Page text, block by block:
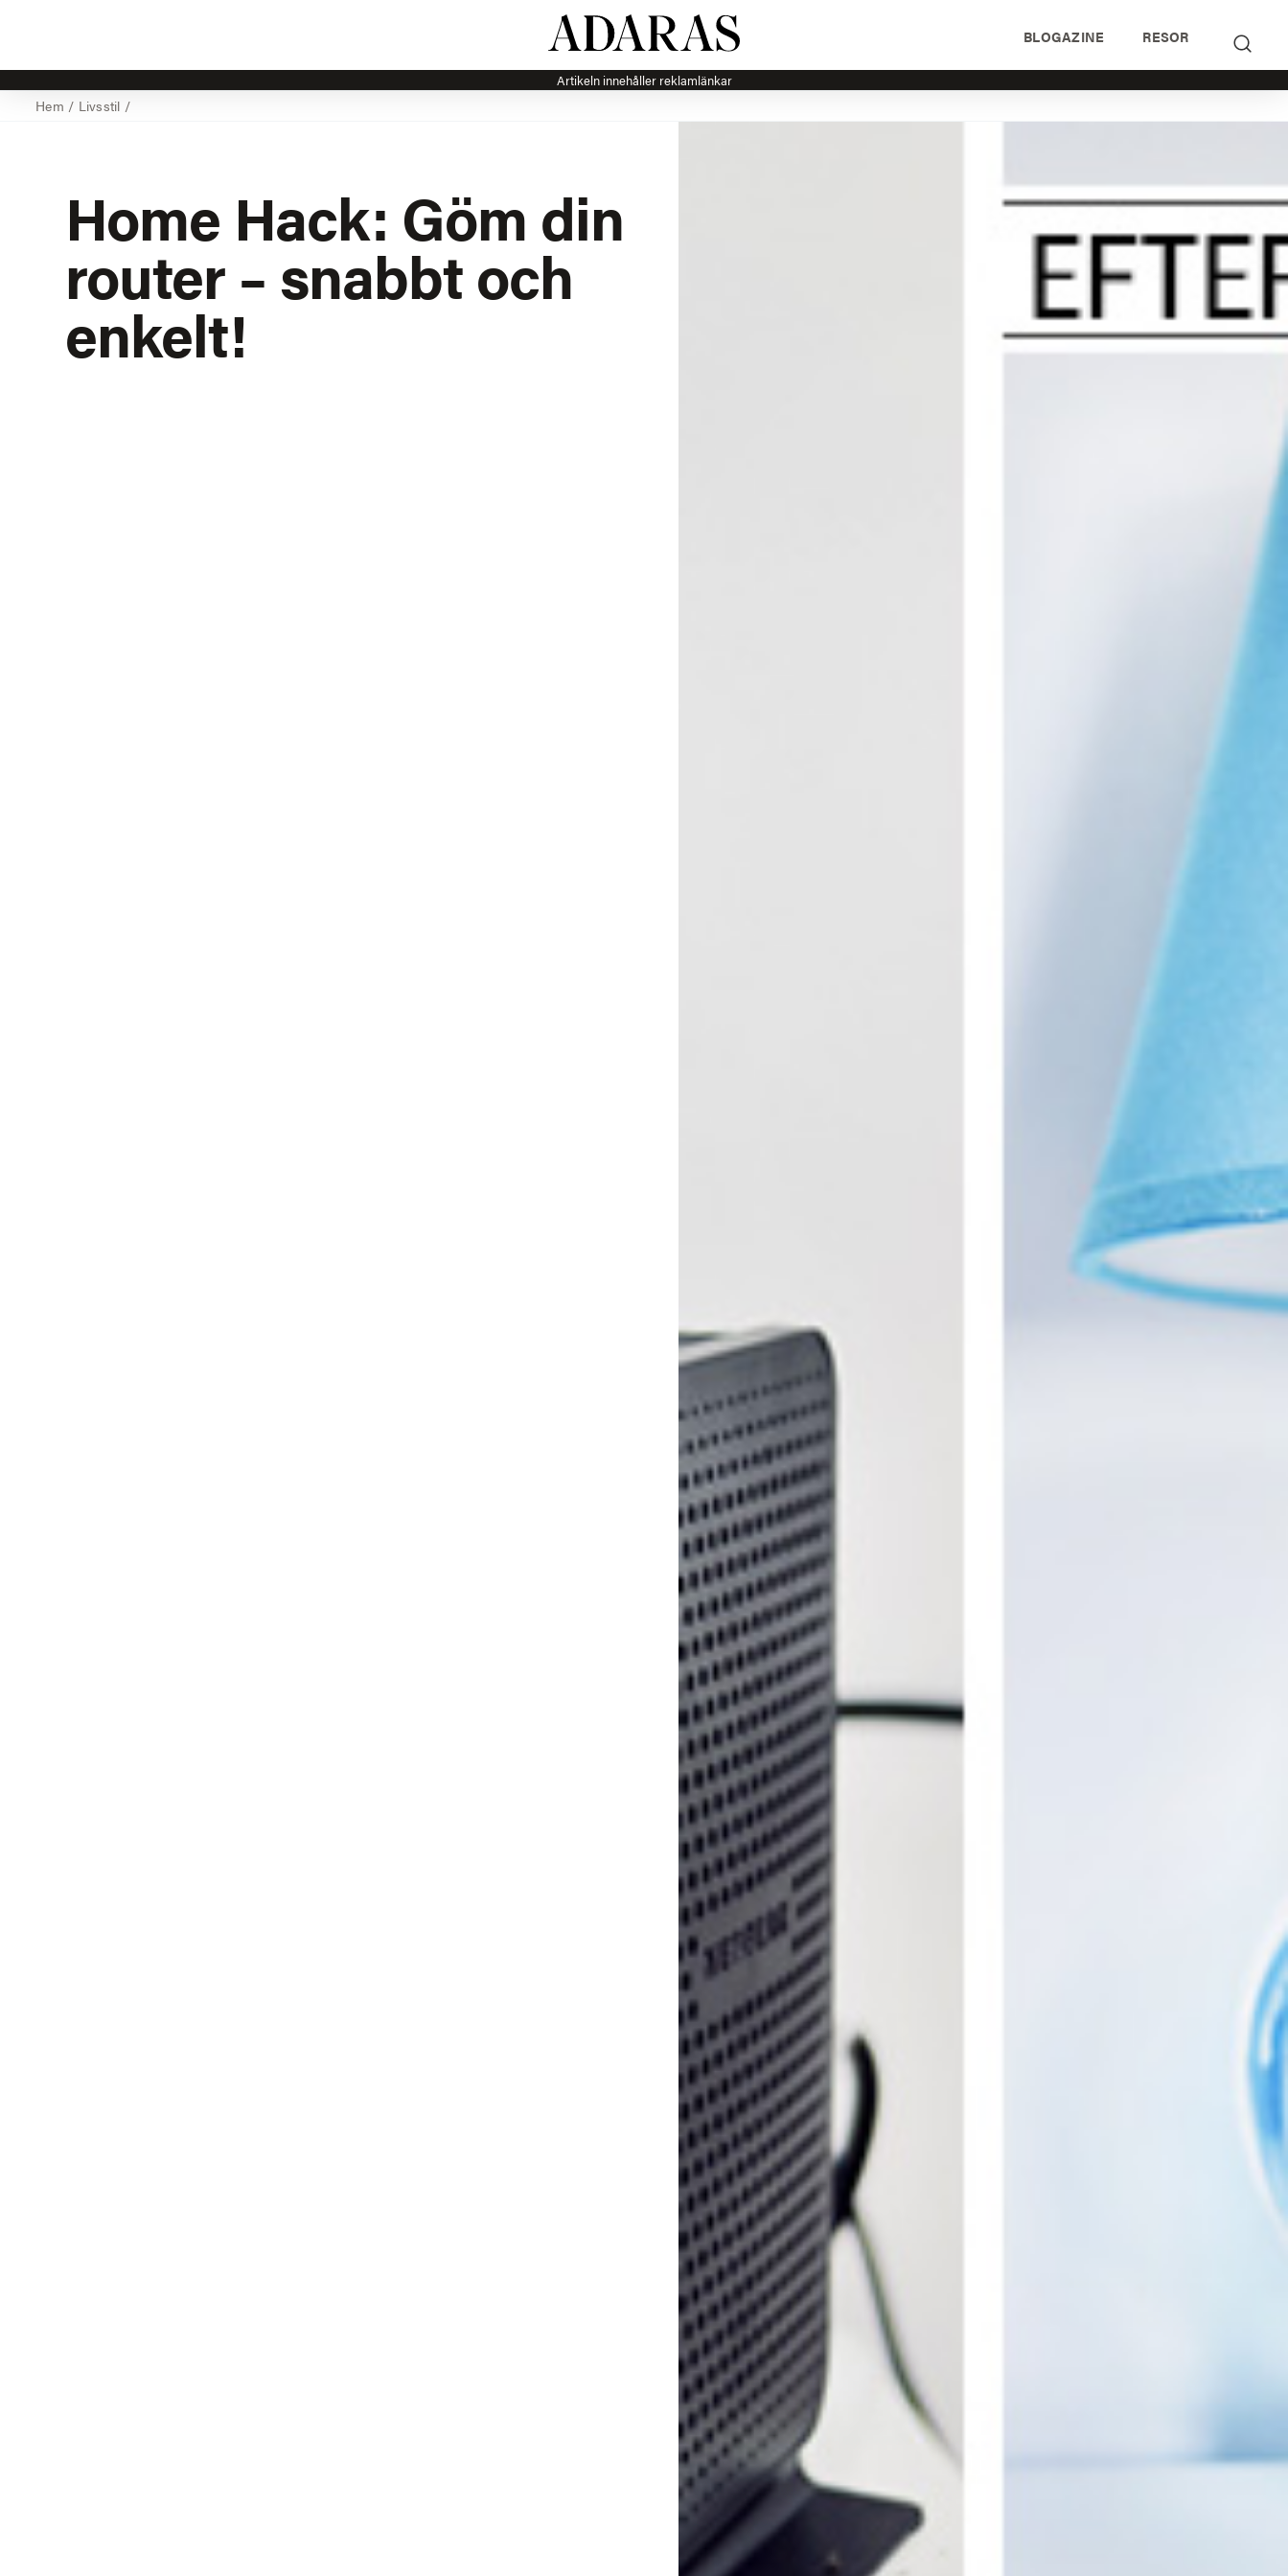
BLOGAZINE RESOR
Artikeln innehåller reklamlänkar
Hem / Livsstil /
Home Hack: Göm din
router – snabbt och
enkelt!